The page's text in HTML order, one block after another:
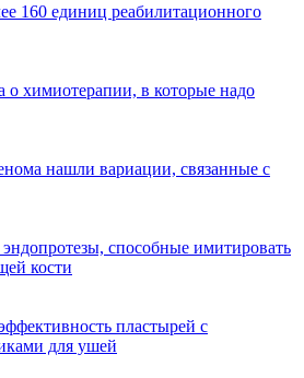
160 единиц реабилитационного
о химиотерапии, в которые надо
нашли вариации, связанные с
способные имитировать
кости
пластырей с
для ушей